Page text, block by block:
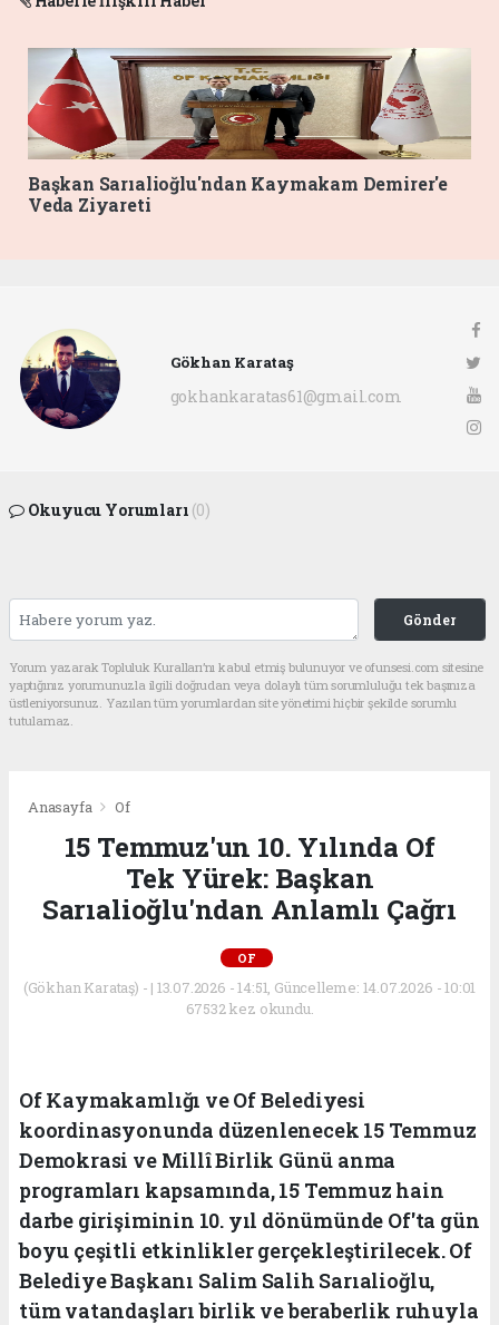
Başkan Sarıalioğlu'ndan Kaymakam Demirer'e
Veda Ziyareti
Gökhan Karataş
gokhankaratas61@gmail.com
Okuyucu Yorumları (0)
Gönder
Yorum yazarak Topluluk Kuralları’nı kabul etmiş bulunuyor ve ofunsesi.com sitesine
yaptığınız yorumunuzla ilgili doğrudan veya dolaylı tüm sorumluluğu tek başınıza
üstleniyorsunuz. Yazılan tüm yorumlardan site yönetimi hiçbir şekilde sorumlu
tutulamaz.
Anasayfa Of
15 Temmuz'un 10. Yılında Of
Tek Yürek: Başkan
Sarıalioğlu'ndan Anlamlı Çağrı
OF
(Gökhan Karataş) - | 13.07.2026 - 14:51, Güncelleme: 14.07.2026 - 10:01
67532 kez okundu.
Of Kaymakamlığı ve Of Belediyesi
koordinasyonunda düzenlenecek 15 Temmuz
Demokrasi ve Millî Birlik Günü anma
programları kapsamında, 15 Temmuz hain
darbe girişiminin 10. yıl dönümünde Of'ta gün
boyu çeşitli etkinlikler gerçekleştirilecek. Of
Belediye Başkanı Salim Salih Sarıalioğlu,
tüm vatandaşları birlik ve beraberlik ruhuyla